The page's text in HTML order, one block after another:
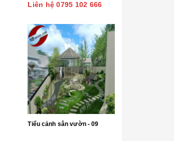
Liên hệ 0795 102 666
Tiểu cảnh sân vườn - 09